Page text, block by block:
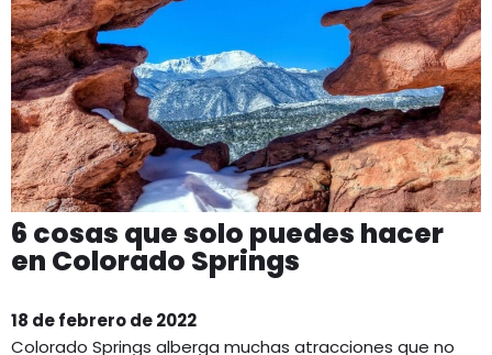
6 cosas que solo puedes hacer
en Colorado Springs
18 de febrero de 2022
Colorado Springs alberga muchas atracciones que no